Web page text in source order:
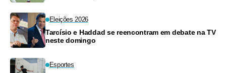
Eleições 2026
Tarcísio e Haddad se reencontram em debate na TV
neste domingo
Esportes